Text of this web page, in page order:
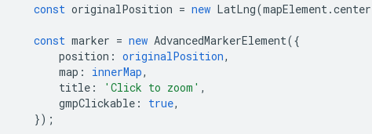
const originalPosition = new LatLng(mapElement.center
const marker = new AdvancedMarkerElement({
position : originalPosition,
map : innerMap,
title : 'Click to zoom' ,
gmpClickable : true,
});